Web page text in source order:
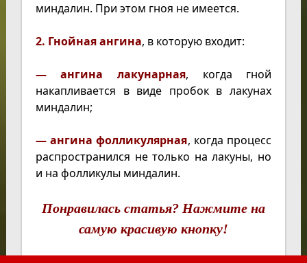
миндалин. При этом гноя не имеется.
2. Гнойная ангина, в которую входит:
— ангина лакунарная, когда гной
накапливается в виде пробок в лакунах
миндалин;
— ангина фолликулярная, когда процесс
распространился не только на лакуны, но
и на фолликулы миндалин.
Понравилась статья? Нажмите на
самую красивую кнопку!